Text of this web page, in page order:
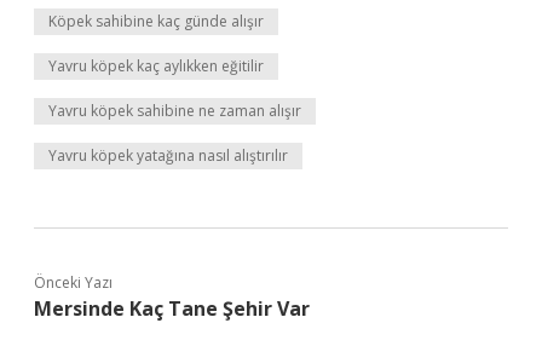
Köpek sahibine kaç günde alışır
Yavru köpek kaç aylıkken eğitilir
Yavru köpek sahibine ne zaman alışır
Yavru köpek yatağına nasıl alıştırılır
Önceki Yazı
Mersinde Kaç Tane Şehir Var